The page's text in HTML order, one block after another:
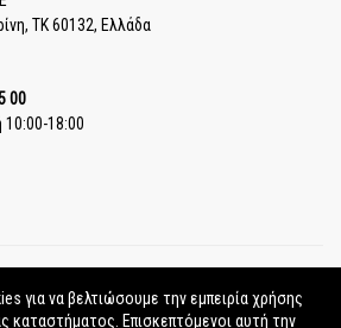
ΤΚ 60132, Ελλάδα
00
18:00
για να βελτιώσουμε την εμπειρία χρήσης
καταστήματος. Επισκεπτόμενοι αυτή την